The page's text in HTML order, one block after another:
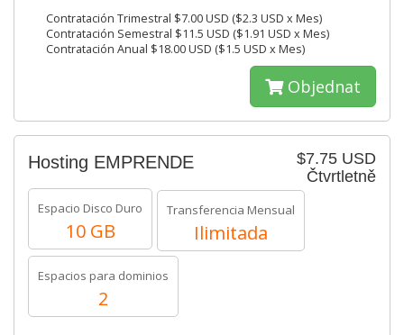
Contratación Trimestral $7.00 USD ($2.3 USD x Mes)
Contratación Semestral $11.5 USD ($1.91 USD x Mes)
Contratación Anual $18.00 USD ($1.5 USD x Mes)
Objednat
$7.75 USD
Čtvrtletně
Hosting EMPRENDE
Espacio Disco Duro
10 GB
Transferencia Mensual
Ilimitada
Espacios para dominios
2